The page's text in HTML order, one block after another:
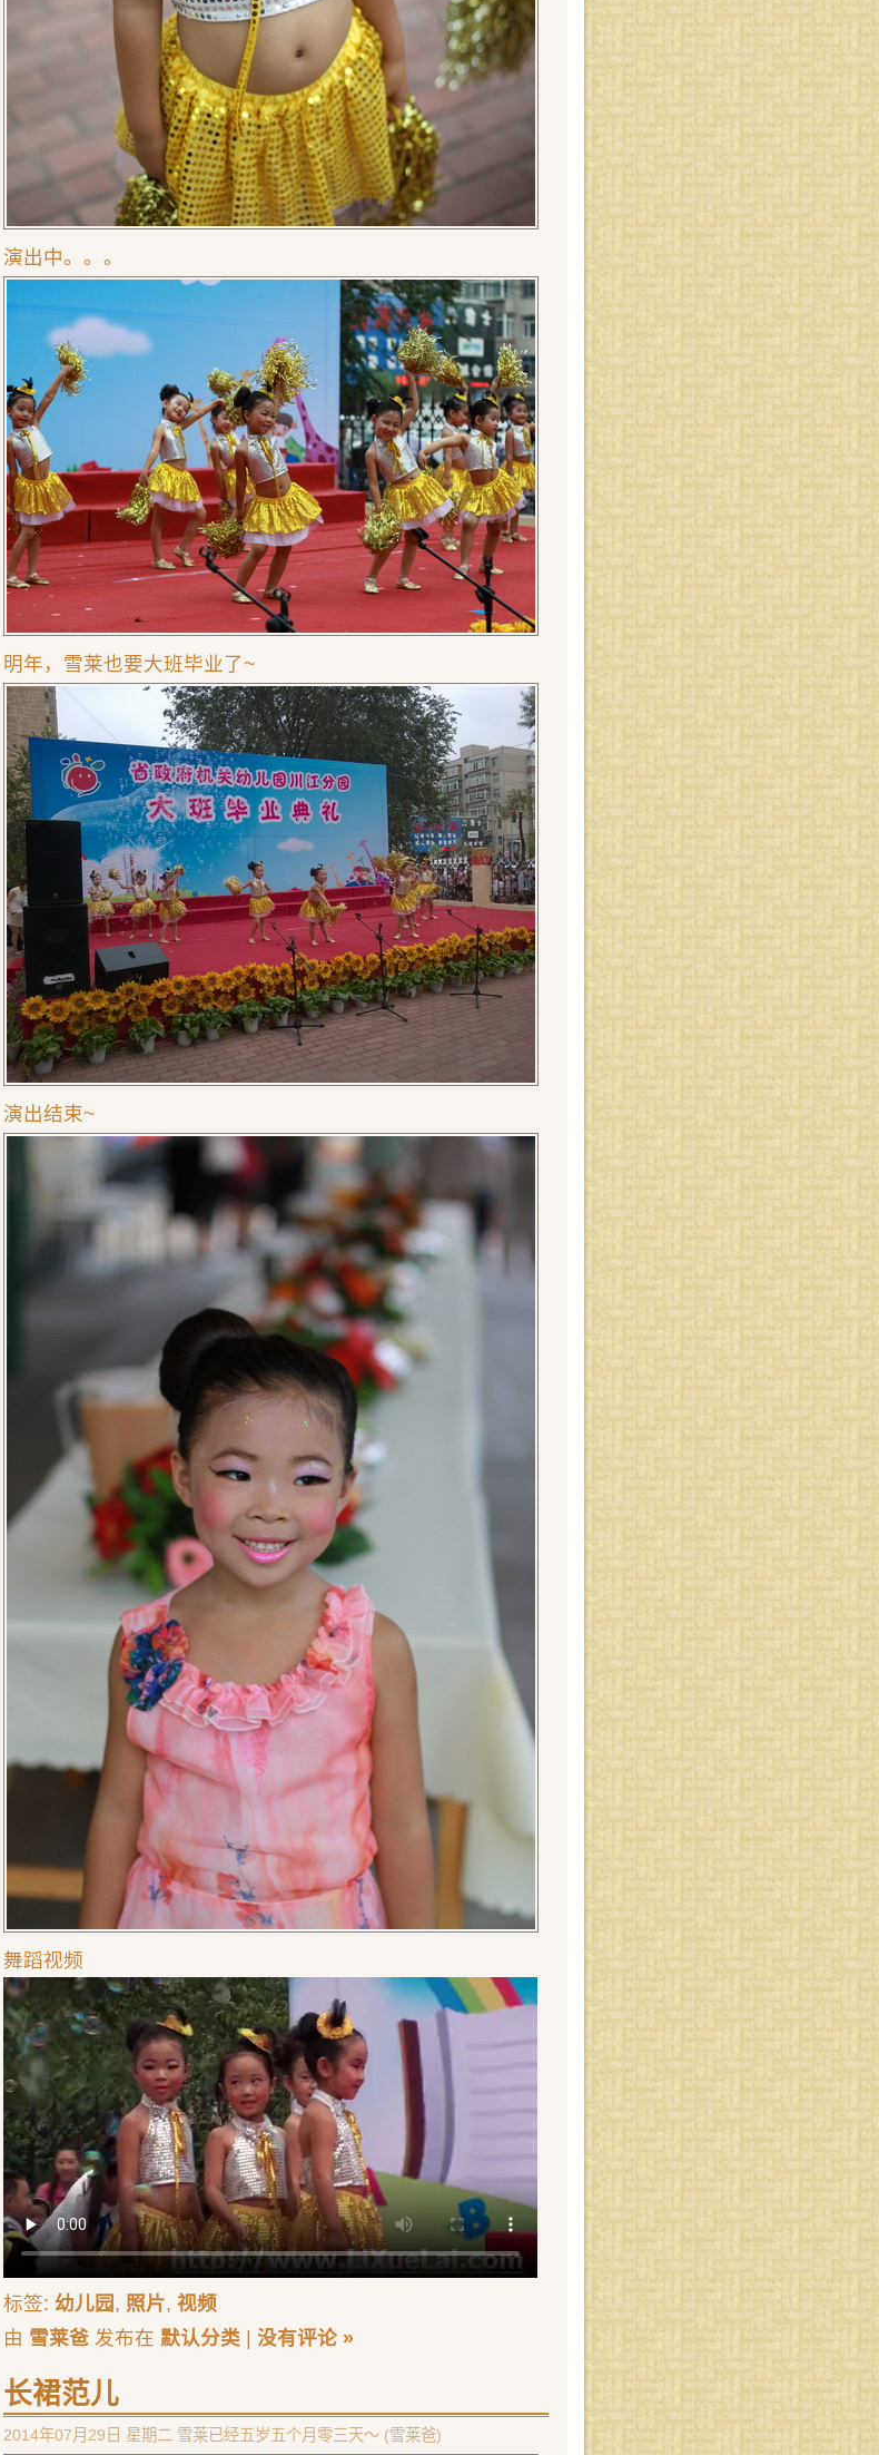
演出中。。。
明年，雪莱也要大班毕业了~
演出结束~
舞蹈视频
标签: 幼儿园 , 照片, 视频
由 雪莱爸 发布在 默认分类 没有评论 »
长裙范儿
2014年07月29日 星期二 雪莱已经五岁五个月零三天～ (雪莱爸)